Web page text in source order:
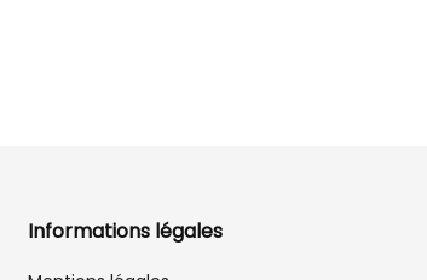
Informations légales